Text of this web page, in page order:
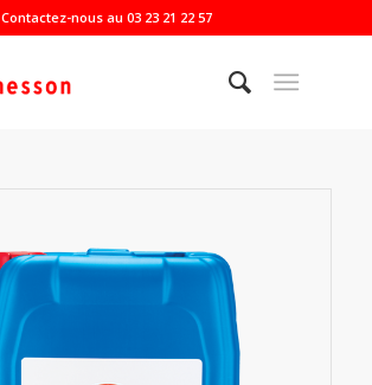
Contactez-nous au 03 23 21 22 57